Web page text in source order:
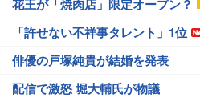
花王が「焼肉店」限定オープン？
「許せない不祥事タレント」1位
俳優の戸塚純貴が結婚を発表
配信で激怒 堀大輔氏が物議